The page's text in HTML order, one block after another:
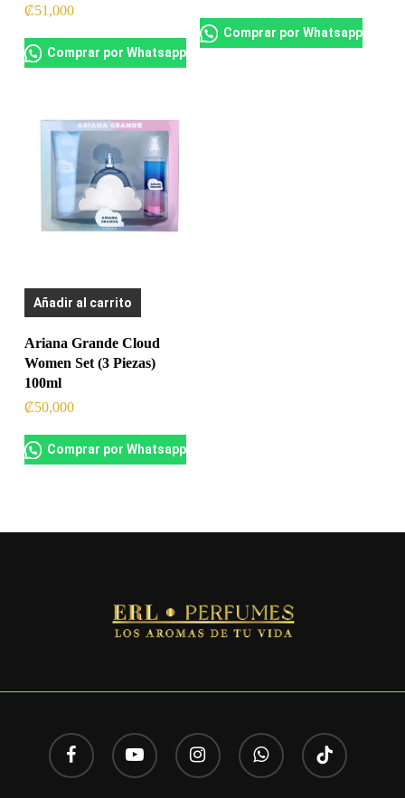
₡51,000
Comprar por Whatsapp
Comprar por Whatsapp
Añadir al carrito
Ariana Grande Cloud
Women Set (3 Piezas)
100ml
₡50,000
Comprar por Whatsapp
facebook youtube instagram whatsapp tiktok